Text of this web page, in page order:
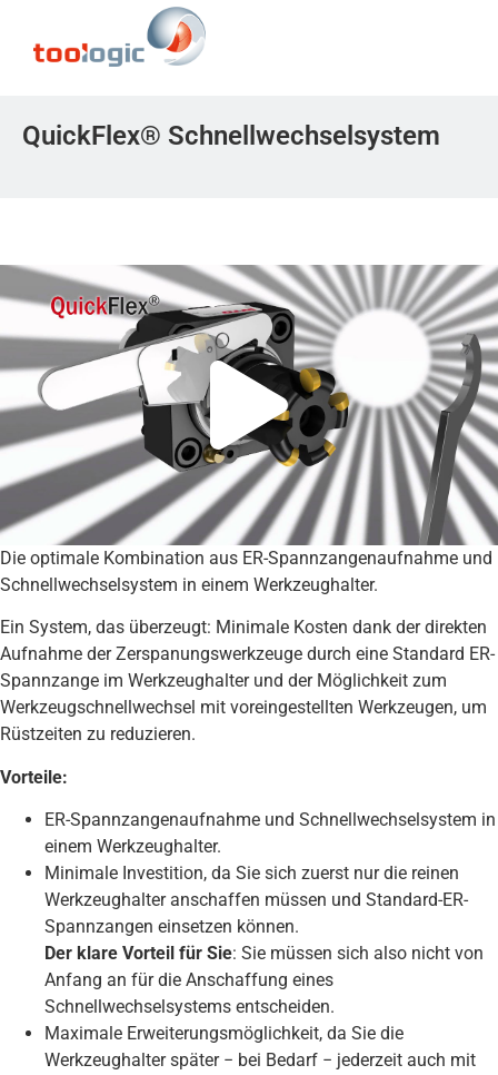
QuickFlex® Schnellwechselsystem
Die optimale Kombination aus ER-Spannzangenaufnahme und
Schnellwechselsystem in einem Werkzeughalter.
Ein System, das überzeugt: Minimale Kosten dank der direkten
Aufnahme der Zerspanungswerkzeuge durch eine Standard ER-
Spannzange im Werkzeughalter und der Möglichkeit zum
Werkzeugschnellwechsel mit voreingestellten Werkzeugen, um
Rüstzeiten zu reduzieren.
Vorteile:
ER-Spannzangenaufnahme und Schnellwechselsystem in
einem Werkzeughalter.
Minimale Investition, da Sie sich zuerst nur die reinen
Werkzeughalter anschaffen müssen und Standard-ER-
Spannzangen einsetzen können.
Der klare Vorteil für Sie: Sie müssen sich also nicht von
Anfang an für die Anschaffung eines
Schnellwechselsystems entscheiden.
Maximale Erweiterungsmöglichkeit, da Sie die
Werkzeughalter später − bei Bedarf − jederzeit auch mit